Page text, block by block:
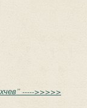
----->>>>>